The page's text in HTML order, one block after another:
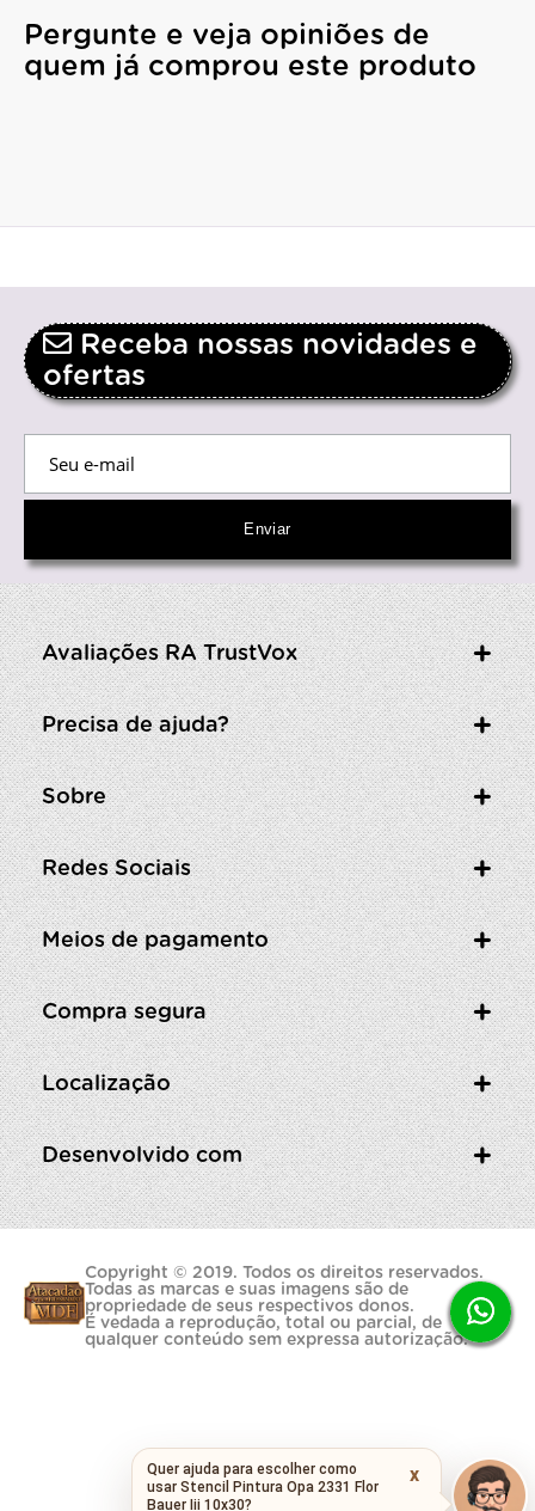
Pergunte e veja opiniões de
quem já comprou este produto
Receba nossas novidades e
ofertas
Avaliações RA TrustVox
Precisa de ajuda?
Sobre
Redes Sociais
Meios de pagamento
Compra segura
Localização
Desenvolvido com
Copyright © 2019. Todos os direitos reservados.
Todas as marcas e suas imagens são de
propriedade de seus respectivos donos.
É vedada a reprodução, total ou parcial, de
qualquer conteúdo sem expressa autorização.